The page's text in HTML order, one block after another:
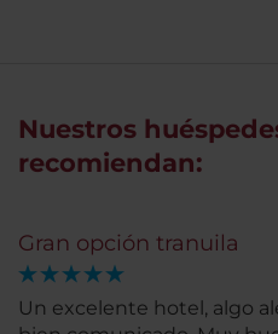
Nuestros
recomiendan:
Gran opción tranuila
Un excelente hotel, algo